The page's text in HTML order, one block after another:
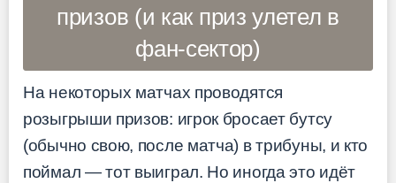
призов (и как приз улетел в
фан-сектор)
На некоторых матчах проводятся
розыгрыши призов: игрок бросает бутсу
(обычно свою, после матча) в трибуны, и кто
поймал — тот выиграл. Но иногда это идёт